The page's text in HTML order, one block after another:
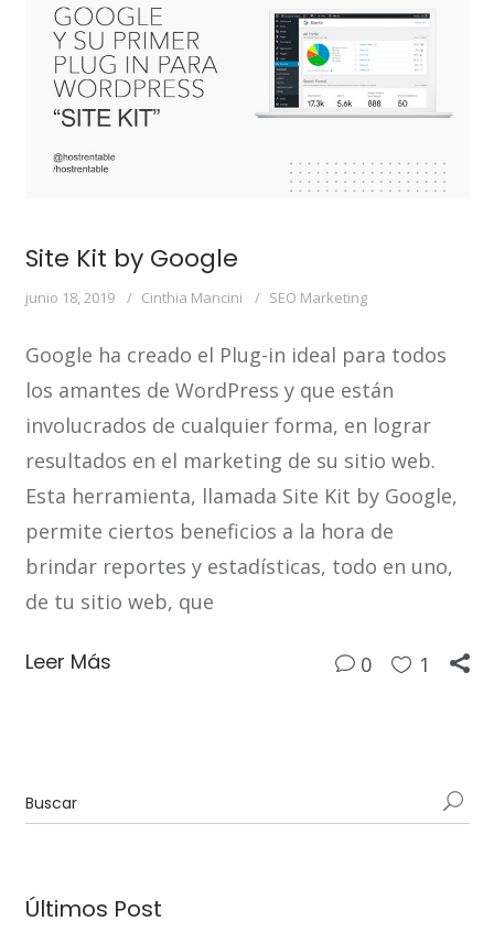
Site Kit by Google
junio 18, 2019 Cinthia Mancini SEO Marketing
Google ha creado el Plug-in ideal para todos
los amantes de WordPress y que están
involucrados de cualquier forma, en lograr
resultados en el marketing de su sitio web.
Esta herramienta, llamada Site Kit by Google,
permite ciertos beneficios a la hora de
brindar reportes y estadísticas, todo en uno,
de tu sitio web, que
Leer Más 0 1
Últimos Post